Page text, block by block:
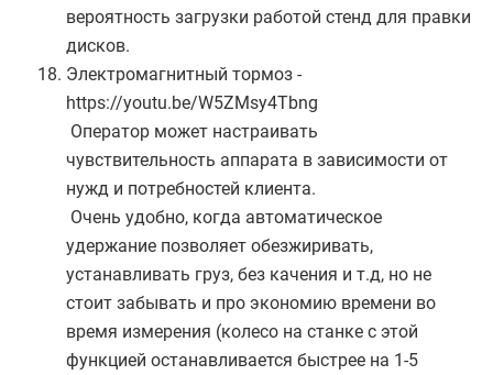
вероятность загрузки работой стенд для правки
дисков.
Электромагнитный тормоз -
https://youtu.be/W5ZMsy4Tbng
Оператор может настраивать
чувствительность аппарата в зависимости от
нужд и потребностей клиента.
Очень удобно, когда автоматическое
удержание позволяет обезжиривать,
устанавливать груз, без качения и т.д, но не
стоит забывать и про экономию времени во
время измерения (колесо на станке с этой
функцией останавливается быстрее на 1-5